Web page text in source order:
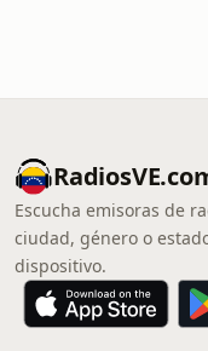
Escucha emisoras de
ciudad, género o
dispositivo.